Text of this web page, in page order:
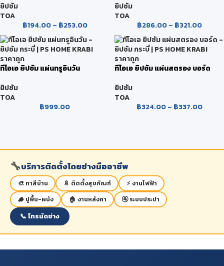
ยิปซัม
TOA
฿194.00 – ฿253.00
ยิปซัม
TOA
฿286.00 – ฿321.00
ทีโอเอ ยิปซัม แผ่นทรูอินวัน
ยิปซัม
TOA
฿999.00
ทีโอเอ ยิปซัม แผ่นสตรอง บอร์ด
ยิปซัม
TOA
฿324.00 – ฿337.00
🔧บริการติดตั้งโดยช่างมืออาชีพ
🎨 ทาสีบ้าน 🚿 ติดตั้งสุขภัณฑ์
⚡ งานไฟฟ้า
🪵 ปูพื้น-ผนัง
🏠 งานหลังคา 🚰 ระบบประปา
📞 โทรนัดช่าง